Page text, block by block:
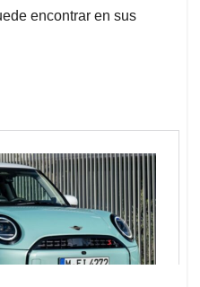
encontrar en sus